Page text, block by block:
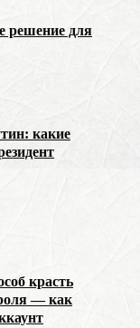
решение для
какие
красть
— как